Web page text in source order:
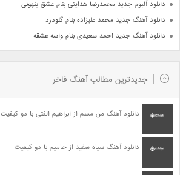
دانلود آلبوم جدید محمدرضا هدایتی بنام عشق پنهونی
دانلود آهنگ جدید محمد علیزاده بنام گلودرد
دانلود آهنگ جدید احمد سعیدی بنام واسه عشقه
جدیدترین مطالب آهنگ فاخر
دانلود آهنگ من مسم از ابراهیم الفتی با دو کیفیت
دانلود آهنگ سیاه سفید از حامیم با دو کیفیت